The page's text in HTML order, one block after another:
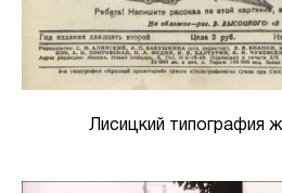
Лисицкий типография